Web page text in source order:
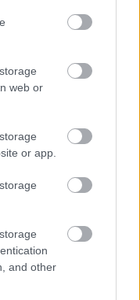
web or
or app.
and other
a sütivel!